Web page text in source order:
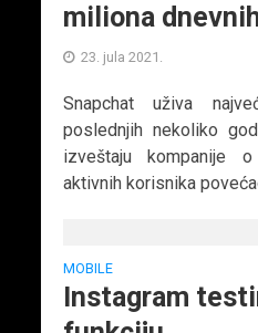
miliona
23. jula 2021.
Snapchat uživa
poslednjih nekoliko
izveštaju kompanije
aktivnih korisnika
MOBILE
Instagram